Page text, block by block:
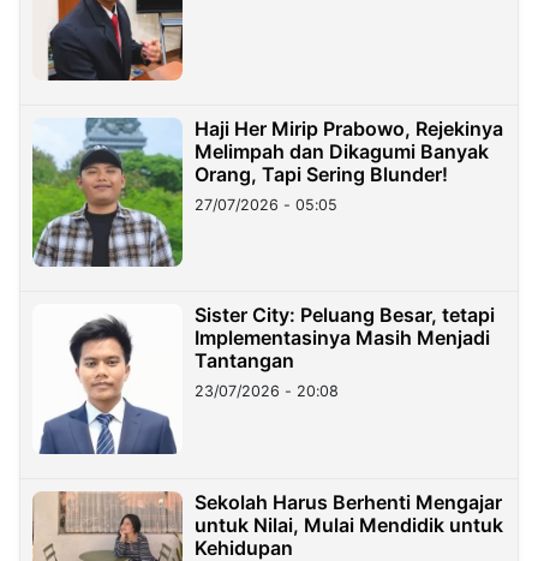
Haji Her Mirip Prabowo, Rejekinya
Melimpah dan Dikagumi Banyak
Orang, Tapi Sering Blunder!
27/07/2026 - 05:05
Sister City: Peluang Besar, tetapi
Implementasinya Masih Menjadi
Tantangan
23/07/2026 - 20:08
Sekolah Harus Berhenti Mengajar
untuk Nilai, Mulai Mendidik untuk
Kehidupan